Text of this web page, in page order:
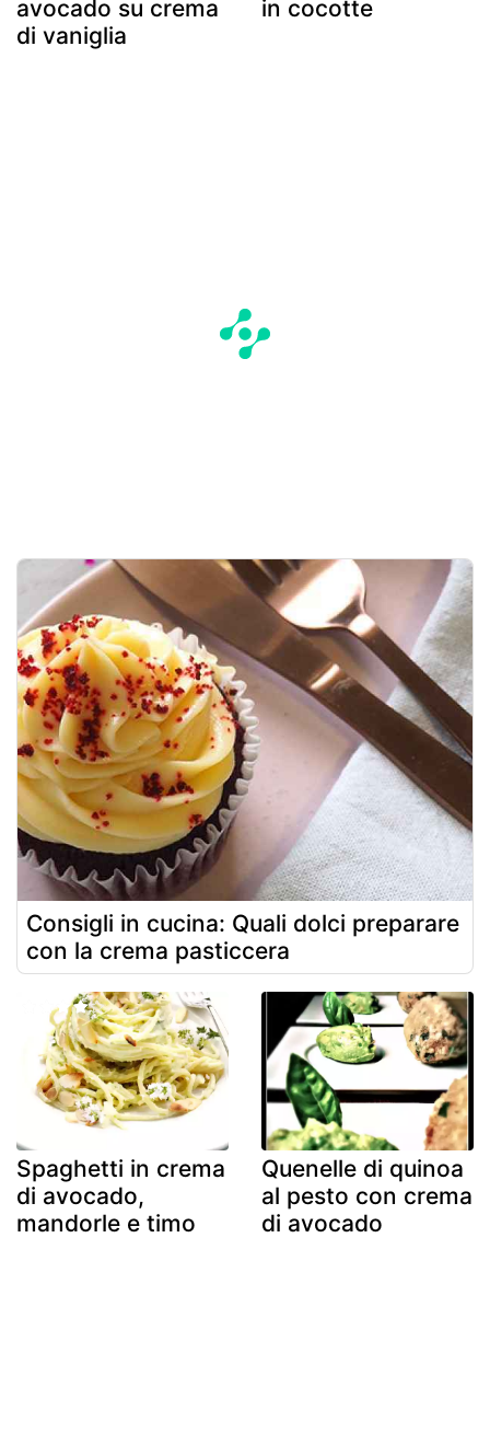
avocado su crema
di vaniglia
in cocotte
Consigli in cucina: Quali dolci preparare
con la crema pasticcera
Spaghetti in crema
di avocado,
mandorle e timo
Quenelle di quinoa
al pesto con crema
di avocado